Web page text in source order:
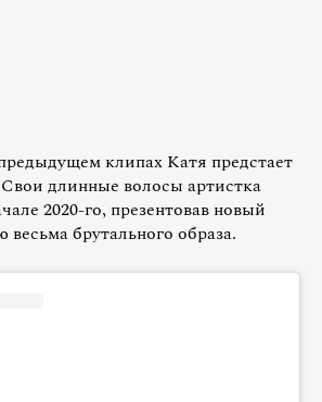
клипах Катя предстает
длинные волосы артистка
2020-го, презентовав новый
брутального образа.